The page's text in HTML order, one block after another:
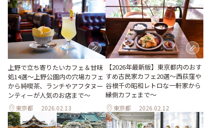
上野で立ち寄りたいカフェ＆甘味
処14選～上野公園内の穴場カフェ
から純喫茶、ランチやアフタヌー
ンティーが人気のお店まで～
東京都 2026.02.13
【2026年最新版】東京都内のおす
すめ古民家カフェ20選～西荻窪や
谷根千の昭和レトロな一軒家から
縁側カフェまで～
東京都 2026.02.12